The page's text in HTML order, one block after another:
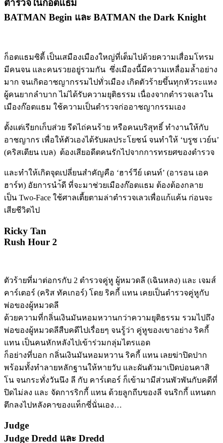
ตำรวจในก็อตแธม
BATMAN Begin และ BATMAN the Dark Knight
ก็อตแธมซิตี้ เป็นเสมืองเมืองใหญ่ที่เต็มไปด้วยความเสื่อมโทรม
มีคนจน และคนรวยอยู่รวมกัน ซึ่งเมืองนี้มีความเหลื่อมล้ำอย่าง
มาก จนเกิดอาชญากรรมไปทั่วเมือง เกิดตัวร้ายขึ้นทุกหัวระแหง
ผู้คนยากลำบาก ไม่ได้รับความยุติธรรม เนื่องจากตำรวจเลวใน
เมืองก๊อตแธม ใช้ความเป็นตำรวจก่ออาชญากรรมเอง
ตั้งแต่เรียกเก็บส่วย รีดไถ่คนร้าย หรือคนบริสุทธิ์ ทำงานให้กับ
อาชญากร เพื่อให้ตัวเองได้รับผลประโยชน์ จนทำให้ ‘บรูซ เวย์น’
(คริสเตียน เบล) ต้องเสียอดีตคนรักไปจากการทรยศของตำรวจ
และทำให้เกิดจุดเปลี่ยนสำคัญคือ ‘ฮาร์วีย์ เดนท์’ (อารอน เอค
ฮาร์ท) อัยการนำ้ดี ที่จะมาช่วยเมืองก๊อตแธม ต้องต้องกลาย
เป็น Two-Face ใช้ศาลเตี้ยตามล่าตำรวจเลวเพื่อแก้แค้น ก่อนจะ
เสียชีวิตไป
Ricky Tan
Rush Hour 2
ตัวร้ายที่มาต่อกรกับ 2 ตำรวจคู่หู ผู้หมวดลี (เฉินหลง) และ เจมส์
คาร์เตอร์ (คริส ทัคเกอร์) โดย ริคกี้ แทน เคยเป็นตำรวจคู่หูกับ
พ่อของผู้หมวดลี
ด้วยความที่กลิ่นเงินมันหอมหวานกว่าความยุติธรรม รวมไปถึง
พ่อของผู้หมวดลีสืบคดีไปเรื่อยๆ จนรู้ว่า คู่หูของเขาอย่าง ริคกี้
แทน เป็นคนหักหลังไปเข้าร่วมกลุ่มไตรแอด
ก็อย่างที่บอก กลิ่นเงินมันหอมหวาน ริคกี้ แทน เลยฆ่าปิดปาก
พร้อมทั้งทำลายหลักฐานให้หายวับ และผันตัวมาเปิดบ่อนคาสิ
โน จนกระทั่งวันนึง ลี กับ คาร์เตอร์ ก็เข้ามามีส่วนพัวพันกับคดีที่
ปิดไม่ลง และ จัดการริกกี้ แทน ด้วยลูกถีบของลี จนริกกี้ แทนตก
ตึกลงไปหลังคาของแท็กซี่นั่นเอง…
Judge
Judge Dredd และ Dredd